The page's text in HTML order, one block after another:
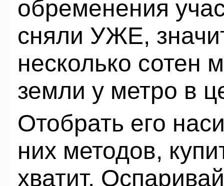
обременения
сняли УЖЕ,
несколько сотен
земли у метро в
Отобрать его
них методов,
хватит.